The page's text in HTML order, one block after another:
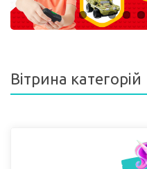
Вітрина категорій